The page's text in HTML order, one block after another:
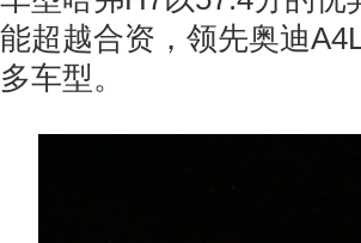
能超越合资，领先奥迪
多车型。